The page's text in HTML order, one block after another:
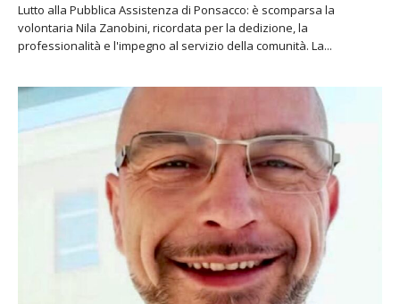
Lutto alla Pubblica Assistenza di Ponsacco: è scomparsa la
volontaria Nila Zanobini, ricordata per la dedizione, la
professionalità e l'impegno al servizio della comunità. La...